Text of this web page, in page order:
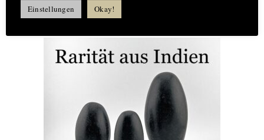
Einstellungen Okay!